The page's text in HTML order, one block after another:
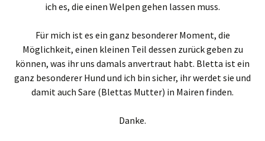
ich es, die einen Welpen gehen lassen muss.
Für mich ist es ein ganz besonderer Moment, die
Möglichkeit, einen kleinen Teil dessen zurück geben zu
können, was ihr uns damals anvertraut habt. Bletta ist ein
ganz besonderer Hund und ich bin sicher, ihr werdet sie und
damit auch Sare (Blettas Mutter) in Mairen finden.
Danke.